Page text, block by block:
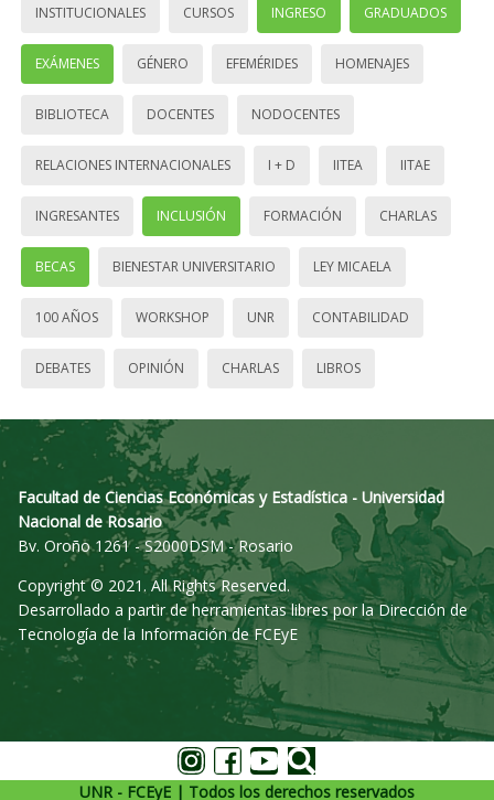
INSTITUCIONALES CURSOS INGRESO GRADUADOS
EXÁMENES GÉNERO EFEMÉRIDES HOMENAJES
BIBLIOTECA DOCENTES NODOCENTES
RELACIONES INTERNACIONALES I + D IITEA IITAE
INGRESANTES INCLUSIÓN FORMACIÓN CHARLAS
BECAS BIENESTAR UNIVERSITARIO LEY MICAELA
100 AÑOS WORKSHOP UNR CONTABILIDAD
DEBATES OPINIÓN CHARLAS LIBROS
Facultad de Ciencias Económicas y Estadística - Universidad
Nacional de Rosario
Bv. Oroño 1261 - S2000DSM - Rosario
Copyright © 2021. All Rights Reserved.
Desarrollado a partir de herramientas libres por la Dirección de
Tecnología de la Información de FCEyE
UNR - FCEyE | Todos los derechos reservados